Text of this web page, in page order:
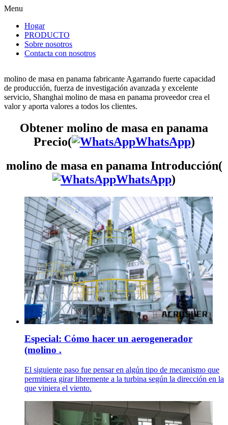
Menu
Hogar
PRODUCTO
Sobre nosotros
Contacta con nosotros
molino de masa en panama fabricante Agarrando fuerte capacidad
de producción, fuerza de investigación avanzada y excelente
servicio, Shanghai molino de masa en panama proveedor crea el
valor y aporta valores a todos los clientes.
Obtener molino de masa en panama
Precio(
WhatsApp)
molino de masa en panama Introducción(
WhatsApp)
Especial: Cómo hacer un aerogenerador
(molino .
El siguiente paso fue pensar en algún tipo de mecanismo que
permitiera girar libremente a la turbina según la dirección en la
que viniera el viento.